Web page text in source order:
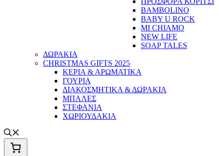
BAMBOLINO
BABY U ROCK
MI CHIAMO
NEW LIFE
SOAP TALES
ΔΩΡΑΚΙΑ
CHRISTMAS GIFTS 2025
ΚΕΡΙΑ & ΑΡΩΜΑΤΙΚΑ
ΓΟΥΡΙΑ
ΔΙΑΚΟΣΜΗΤΙΚΑ & ΔΩΡΑΚΙΑ
ΜΠΑΛΕΣ
ΣΤΕΦΑΝΙΑ
ΧΩΡΙΟΥΔΑΚΙΑ